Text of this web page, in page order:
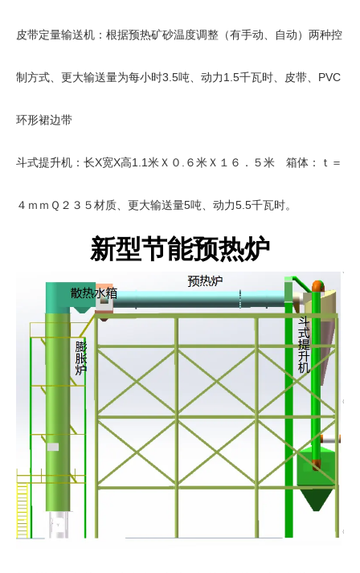
皮带定量输送机：根据预热矿砂温度调整（有手动、自动）两种控
制方式、更大输送量为每小时3.5吨、动力1.5千瓦时、皮带、PVC
环形裙边带
斗式提升机：长X宽X高1.1米Ｘ０.６米Ｘ１６．５米 箱体：ｔ＝
４ｍｍＱ２３５材质、更大输送量5吨、动力5.5千瓦时。
新型节能预热炉